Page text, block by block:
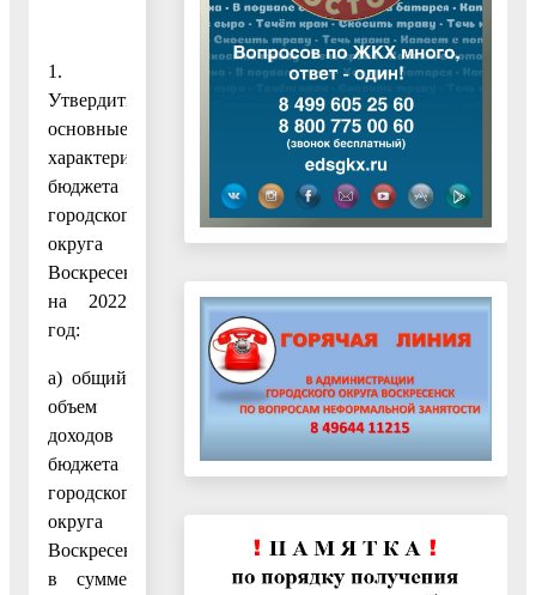
1.
Утвердить
основные
характеристики
бюджета
городского
округа
Воскресенск
на 2022
год:
а) общий
объем
доходов
бюджета
городского
округа
Воскресенск
в сумме